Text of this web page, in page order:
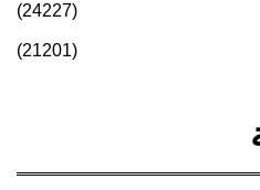
(24227)
(21201)